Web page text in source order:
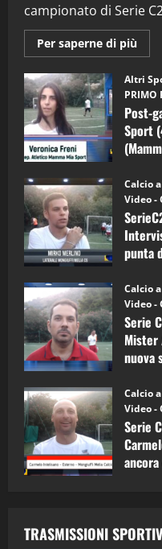
campionato di Serie
Per saperne di più
gara
–
Mia
6)
–
a
Altri
PRIMO
Post-
Sport
Calcio
Video -
punta
Calcio
Video -
Serie
Mister
nuova
Calcio
Video -
Serie
TRASMISSIONI
2 28/
3 21/
4 15/
5 08/
1 08/
2 28/